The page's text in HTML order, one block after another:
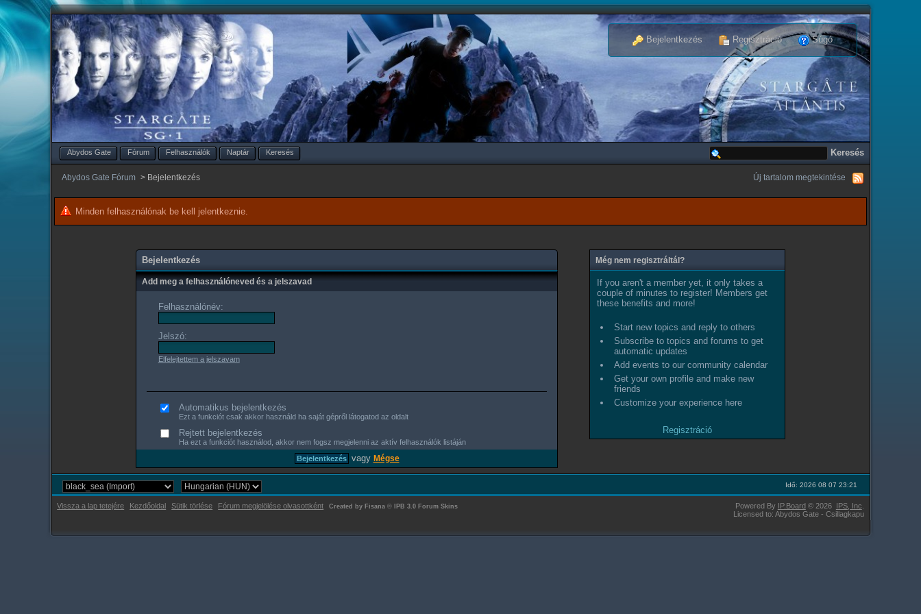
Bejelentkezés Regisztráció Súgó
Abydos Gate Fórum Felhasználók Naptár Keresés
Abydos Gate Fórum > Bejelentkezés Új tartalom megtekintése
Minden felhasználónak be kell jelentkeznie.
Bejelentkezés
Add meg a felhasználóneved és a jelszavad
Felhasználónév:
Jelszó:
Elfelejtettem a jelszavam
Automatikus bejelentkezés
Ezt a funkciót csak akkor használd ha saját gépről látogatod az oldalt
Rejtett bejelentkezés
Ha ezt a funkciót használod, akkor nem fogsz megjelenni az aktív felhasználók listáján
vagy Mégse
Még nem regisztráltál?
If you aren't a member yet, it only takes a
couple of minutes to register! Members get
these benefits and more!
Start new topics and reply to others
Subscribe to topics and forums to get
automatic updates
Add events to our community calendar
Get your own profile and make new
friends
Customize your experience here
Regisztráció
Idő: 2026 08 07 23:21
Vissza a lap tetejére Kezdőoldal Sütik törlése Fórum megjelölése olvasottként Powered By IP.Board © 2026 IPS, Inc.
Licensed to: Abydos Gate - Csillagkapu
Created by Fisana © IPB 3.0 Forum Skins